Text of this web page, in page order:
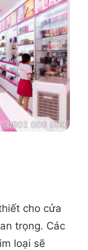
cho cửa
trọng. Các
loại sẽ